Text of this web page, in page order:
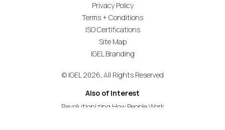
Privacy Policy
Terms + Conditions
ISO Certifications
Site Map
IGEL Branding
© IGEL 2026, All Rights Reserved
Also of Interest
Revolutionizing How People Work